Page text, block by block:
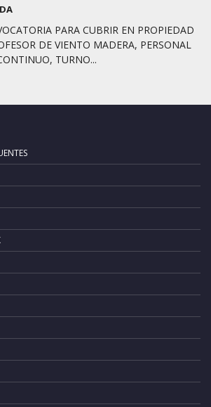
PARA CUBRIR EN PROPIEDAD
DE VIENTO MADERA, PERSONAL
TURNO...